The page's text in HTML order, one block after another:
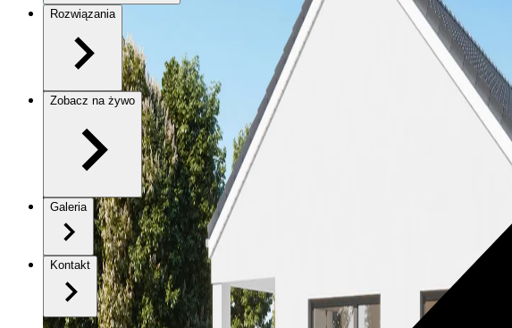
Rozwiązania
Zobacz na żywo
Galeria
Kontakt